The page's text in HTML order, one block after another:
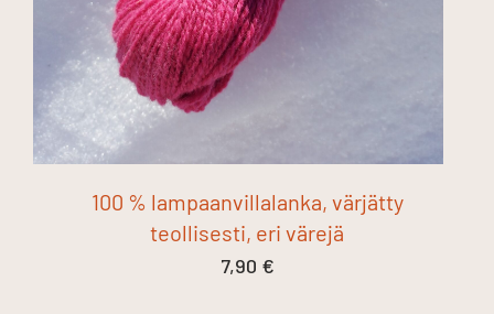
100 % lampaanvillalanka, värjätty
teollisesti, eri värejä
7,90 €